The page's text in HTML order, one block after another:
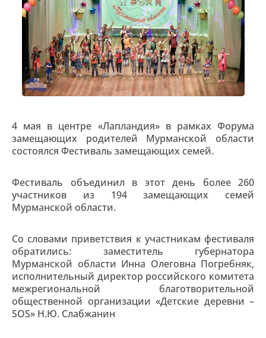
4 мая в центре «Лапландия» в рамках Форума
замещающих родителей Мурманской области
состоялся Фестиваль замещающих семей.
Фестиваль объединил в этот день более 260
участников из 194 замещающих семей
Мурманской области.
Со словами приветствия к участникам фестиваля
обратились: заместитель губернатора
Мурманской области Инна Олеговна Погребняк,
исполнительный директор российского комитета
межрегиональной благотворительной
общественной организации «Детские деревни –
SOS» Н.Ю. Слабжанин